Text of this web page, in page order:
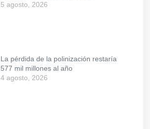
5 agosto, 2026
La pérdida de la polinización restaría
577 mil millones al año
4 agosto, 2026